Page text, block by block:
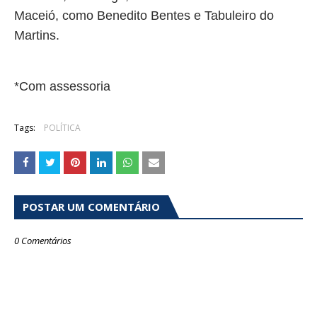
Maceió, como Benedito Bentes e Tabuleiro do
Martins.
*Com assessoria
Tags: POLÍTICA
POSTAR UM COMENTÁRIO
0 Comentários